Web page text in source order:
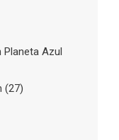
Planeta Azul
(27)